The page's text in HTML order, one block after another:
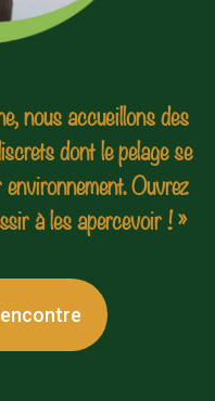
nous accueillons des
dont le pelage se
Ouvrez
à les apercevoir ! »